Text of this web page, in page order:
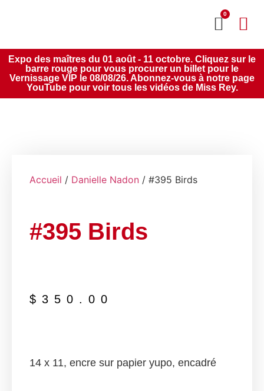
0
Expo des maîtres du 01 août - 11 octobre. Cliquez sur le
barre rouge pour vous procurer un billet pour le
Vernissage VIP le 08/08/26. Abonnez-vous à notre page
YouTube pour voir tous les vidéos de Miss Rey.
Accueil / Danielle Nadon / #395 Birds
#395 Birds
$ 350.00
14 x 11, encre sur papier yupo, encadré